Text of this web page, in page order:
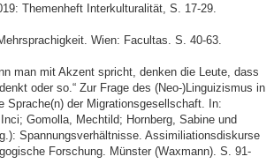
Themenheft Interkulturalität, S. 17-29.
Wien: Facultas. S. 40-63.
man mit Akzent spricht, denken die Leute, dass
oder so.“ Zur Frage des (Neo-)Linguizismus in
Sprache(n) der Migrationsgesellschaft. In:
Gomolla, Mechtild; Hornberg, Sabine und
Spannungsverhältnisse. Assimiliationsdiskurse
Forschung. Münster (Waxmann). S. 91-